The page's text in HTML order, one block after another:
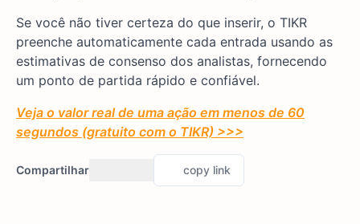
Se você não tiver certeza do que inserir, o TIKR
preenche automaticamente cada entrada usando as
estimativas de consenso dos analistas, fornecendo
um ponto de partida rápido e confiável.
Veja o valor real de uma ação em menos de 60
segundos (gratuito com o TIKR) >>>
Compartilhar copy link